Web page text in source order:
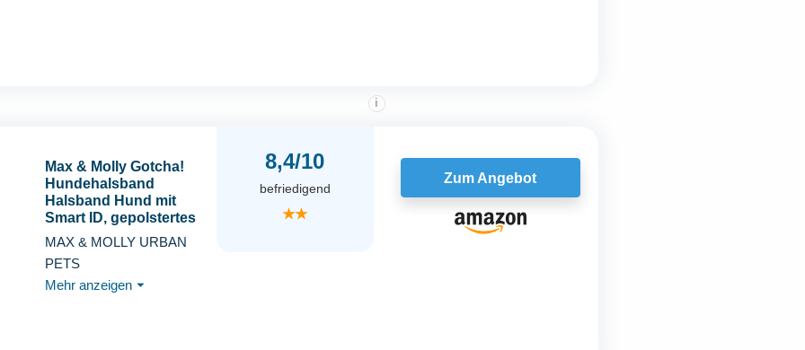
Max & Molly Gotcha!
Hundehalsband
Halsband Hund mit
Smart ID, gepolstertes
Neopren Halsband mit
Design für mittelgroße
Hunde, wasserdicht,
bequem, verstellbar,
MAX & MOLLY URBAN
PETS
Mehr anzeigen ⏷
8,4/10
i
befriedigend
★★
Zum Angebot